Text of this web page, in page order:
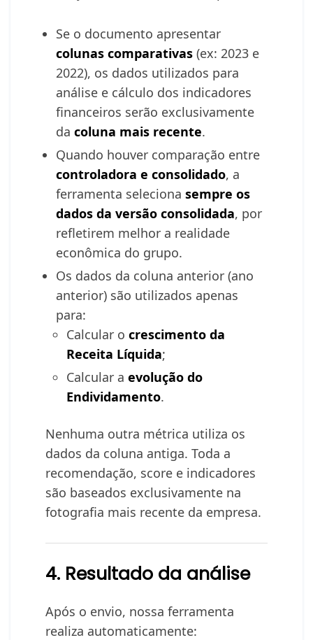
Se o documento apresentar
colunas comparativas (ex: 2023 e
2022), os dados utilizados para
análise e cálculo dos indicadores
financeiros serão exclusivamente
da coluna mais recente.
Quando houver comparação entre
controladora e consolidado, a
ferramenta seleciona sempre os
dados da versão consolidada, por
refletirem melhor a realidade
econômica do grupo.
Os dados da coluna anterior (ano
anterior) são utilizados apenas
para:
Calcular o crescimento da
Receita Líquida;
Calcular a evolução do
Endividamento.
Nenhuma outra métrica utiliza os
dados da coluna antiga. Toda a
recomendação, score e indicadores
são baseados exclusivamente na
fotografia mais recente da empresa.
4. Resultado da análise
Após o envio, nossa ferramenta
realiza automaticamente: